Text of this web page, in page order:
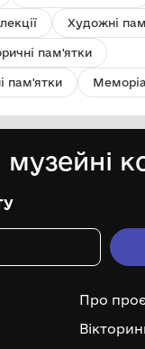
Художні
пам'ятки
пам'ятки
Про